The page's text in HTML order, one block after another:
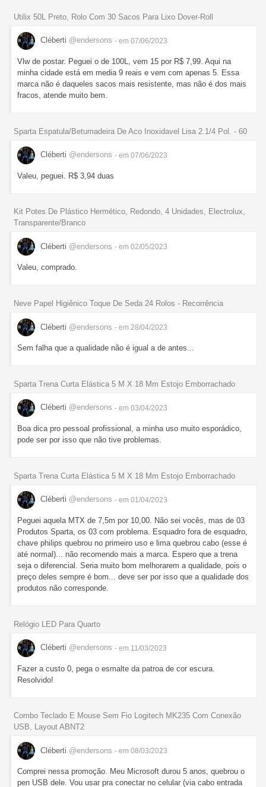
Utilix 50L Preto, Rolo Com 30 Sacos Para Lixo Dover-Roll
Cléberti @endersons - em 07/06/2023
Vlw de postar. Peguei o de 100L, vem 15 por R$ 7,99. Aqui na
minha cidade está em media 9 reais e vem com apenas 5. Essa
marca não é daqueles sacos mais resistente, mas não é dos mais
fracos, atende muito bem.
Sparta Espatula/Betumadeira De Aco Inoxidavel Lisa 2.1/4 Pol. - 60
Cléberti @endersons - em 07/06/2023
Valeu, peguei. R$ 3,94 duas
Kit Potes De Plástico Hermético, Redondo, 4 Unidades, Electrolux,
Transparente/Branco
Cléberti @endersons - em 02/05/2023
Valeu, comprado.
Neve Papel Higiênico Toque De Seda 24 Rolos - Recorrência
Cléberti @endersons - em 28/04/2023
Sem falha que a qualidade não é igual a de antes...
Sparta Trena Curta Elástica 5 M X 18 Mm Estojo Emborrachado
Cléberti @endersons - em 03/04/2023
Boa dica pro pessoal profissional, a minha uso muito esporádico,
pode ser por isso que não tive problemas.
Sparta Trena Curta Elástica 5 M X 18 Mm Estojo Emborrachado
Cléberti @endersons - em 01/04/2023
Peguei aquela MTX de 7,5m por 10,00. Não sei vocês, mas de 03
Produtos Sparta, os 03 com problema. Esquadro fora de esquadro,
chave philips quebrou no primeiro uso e lima quebrou cabo (esse é
até normal)... não recomendo mais a marca. Espero que a trena
seja o diferencial. Seria muito bom melhorarem a qualidade, pois o
preço deles sempre é bom... deve ser por isso que a qualidade dos
produtos não corresponde.
Relógio LED Para Quarto
Cléberti @endersons - em 11/03/2023
Fazer a custo 0, pega o esmalte da patroa de cor escura.
Resolvido!
Combo Teclado E Mouse Sem Fio Logitech MK235 Com Conexão
USB, Layout ABNT2
Cléberti @endersons - em 08/03/2023
Comprei nessa promoção. Meu Microsoft durou 5 anos, quebrou o
pen USB dele. Vou usar pra conectar no celular (via cabo entrada